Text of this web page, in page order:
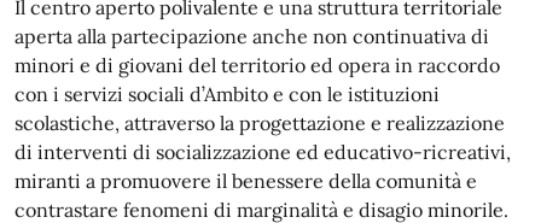
Il centro aperto polivalente e una struttura territoriale
aperta alla partecipazione anche non continuativa di
minori e di giovani del territorio ed opera in raccordo
con i servizi sociali d’Ambito e con le istituzioni
scolastiche, attraverso la progettazione e realizzazione
di interventi di socializzazione ed educativo-ricreativi,
miranti a promuovere il benessere della comunità e
contrastare fenomeni di marginalità e disagio minorile.